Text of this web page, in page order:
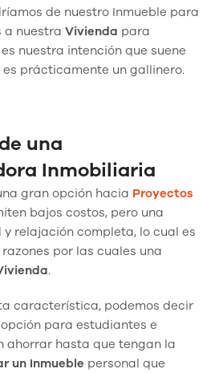
de nuestro Inmueble para
a nuestra Vivienda para
nuestra intención que suene
prácticamente un gallinero.
una
Inmobiliaria
gran opción hacia Proyectos
bajos costos, pero una
relajación completa, lo cual es
por las cuales una
.
característica, podemos decir
para estudiantes e
ahorrar hasta que tengan la
un Inmueble personal que